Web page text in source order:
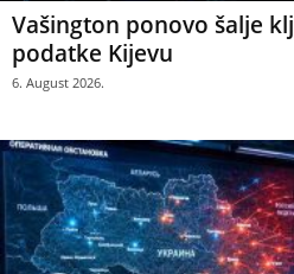
Vašington ponovo šalje
podatke Kijevu
6. August 2026.